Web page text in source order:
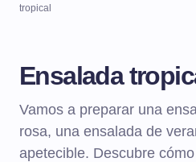
tropical
Ensalada
Vamos a preparar una
rosa, una ensalada de
apetecible. Descubre